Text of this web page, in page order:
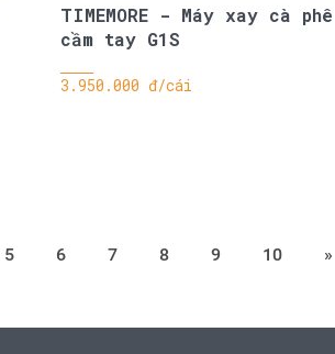
TIMEMORE - Máy xay cà phê
cầm tay G1S
3.950.000 đ/cái
5 6 7 8 9 10 »